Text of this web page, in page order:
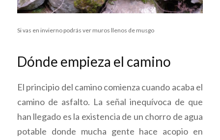
Si vas en invierno podrás ver muros llenos de musgo
Dónde empieza el camino
El principio del camino comienza cuando acaba el
camino de asfalto. La señal inequívoca de que
han llegado es la existencia de un chorro de agua
potable donde mucha gente hace acopio en